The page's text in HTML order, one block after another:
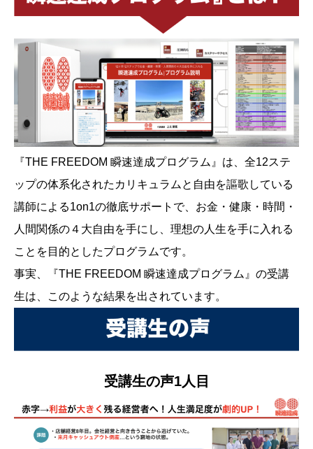
『THE FREEDOM 瞬速達成プログラム』は、全12ステ
ップの体系化されたカリキュラムと自由を謳歌している
講師による1on1の徹底サポートで、お金・健康・時間・
人間関係の４大自由を手にし、理想の人生を手に入れる
ことを目的としたプログラムです。
事実、『THE FREEDOM 瞬速達成プログラム』の受講
生は、このような結果を出されています。
受講生の声1人目